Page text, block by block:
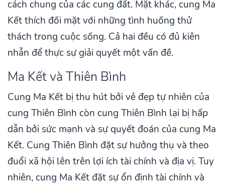
cách chung của các cung đất. Mặt khác, cung Ma
Kết thích đối mặt với những tình huống thử
thách trong cuộc sống. Cả hai đều có đủ kiên
nhẫn để thực sự giải quyết một vấn đề.
Ma Kết và Thiên Bình
Cung Ma Kết bị thu hút bởi vẻ đẹp tự nhiên của
cung Thiên Bình còn cung Thiên Bình lại bị hấp
dẫn bởi sức mạnh và sự quyết đoán của cung Ma
Kết. Cung Thiên Bình đặt sự hưởng thụ và theo
đuổi xã hội lên trên lợi ích tài chính và địa vị. Tuy
nhiên, cung Ma Kết đặt sự ổn định tài chính và